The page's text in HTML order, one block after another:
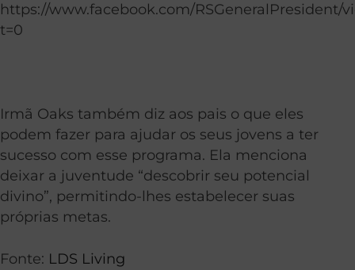
https://www.facebook.com/RSGeneralPresident/
t=0
Irmã Oaks também diz aos pais o que eles
podem fazer para ajudar os seus jovens a ter
sucesso com esse programa. Ela menciona
deixar a juventude “descobrir seu potencial
divino”, permitindo-lhes estabelecer suas
próprias metas.
Fonte: LDS Living